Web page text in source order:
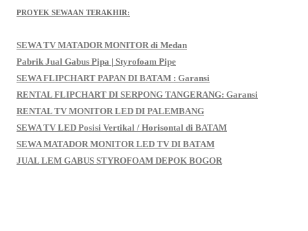
PROYEK SEWAAN TERAKHIR:
SEWA TV MATADOR MONITOR di Medan
Pabrik Jual Gabus Pipa | Styrofoam Pipe
SEWA FLIPCHART PAPAN DI BATAM : Garansi
RENTAL FLIPCHART DI SERPONG TANGERANG: Garansi
RENTAL TV MONITOR LED DI PALEMBANG
SEWA TV LED Posisi Vertikal / Horisontal di BATAM
SEWA MATADOR MONITOR LED TV DI BATAM
JUAL LEM GABUS STYROFOAM DEPOK BOGOR